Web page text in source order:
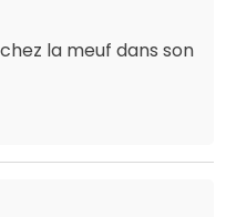
la meuf dans son